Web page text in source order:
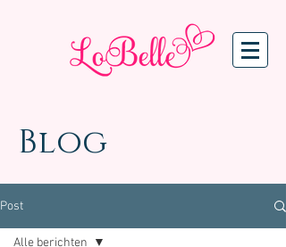
Blog
Post
Alle berichten